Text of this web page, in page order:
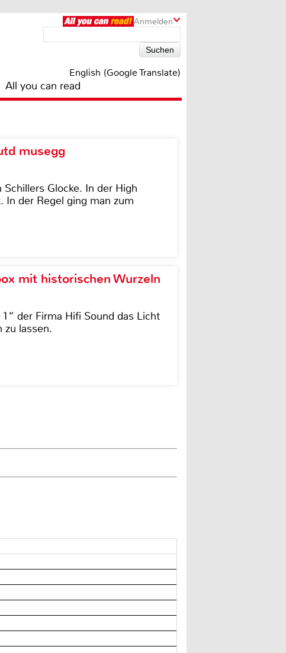
Anmelden
English (Google Translate)
All you can read
musegg
Glocke. In der High
In der Regel ging man zum
mit historischen Wurzeln
der Firma Hifi Sound das Licht
zu lassen.